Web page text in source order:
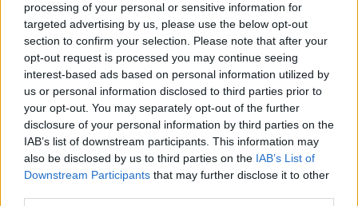
processing of your personal or sensitive information for
targeted advertising by us, please use the below opt-out
section to confirm your selection. Please note that after your
opt-out request is processed you may continue seeing
interest-based ads based on personal information utilized by
us or personal information disclosed to third parties prior to
your opt-out. You may separately opt-out of the further
disclosure of your personal information by third parties on the
IAB’s list of downstream participants. This information may
also be disclosed by us to third parties on the IAB’s List of
Downstream Participants that may further disclose it to other
Alytaus apskrities policija prašo atpažinti vagį
Žinios | Kriminalai
Nusprendė: dėl avarijos Seimo narys nekaltas, bauda
skirta pėsčiajam
Žinios | Lietuvos diena